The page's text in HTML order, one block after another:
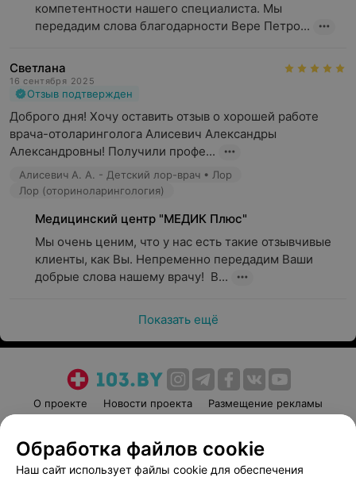
компетентности нашего специалиста. Мы
передадим слова благодарности Вере Петро...
Светлана
16 сентября 2025
Отзыв подтвержден
Доброго дня! Хочу оставить отзыв о хорошей работе
врача-отоларинголога Алисевич Александры
Александровны! Получили профе...
Алисевич А. А. - Детский лор-врач • Лор
Лор (оториноларингология)
Медицинский центр "МЕДИК Плюс"
Мы очень ценим, что у нас есть такие отзывчивые
клиенты, как Вы. Непременно передадим Ваши
добрые слова нашему врачу!  В...
Показать ещё
О проекте Новости проекта
Размещение рекламы
Пользовательское соглашение
Способы оплаты
Вакансии
Партнеры
Обработка файлов cookie
Наш сайт использует файлы cookie для обеспечения